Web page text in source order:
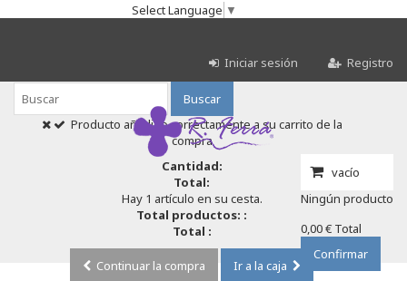
Select Language ▼
Iniciar sesión Registro
Buscar
vacío
Ningún producto
0,00 € Total
Confirmar
Producto añadido correctamente a su carrito de la
compra
Cantidad:
Total:
Hay 1 artículo en su cesta.
Total productos: :
Total :
Continuar la compra
Ir a la caja